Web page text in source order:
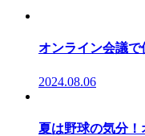
オンライン会議で
2024.08.06
夏は野球の気分